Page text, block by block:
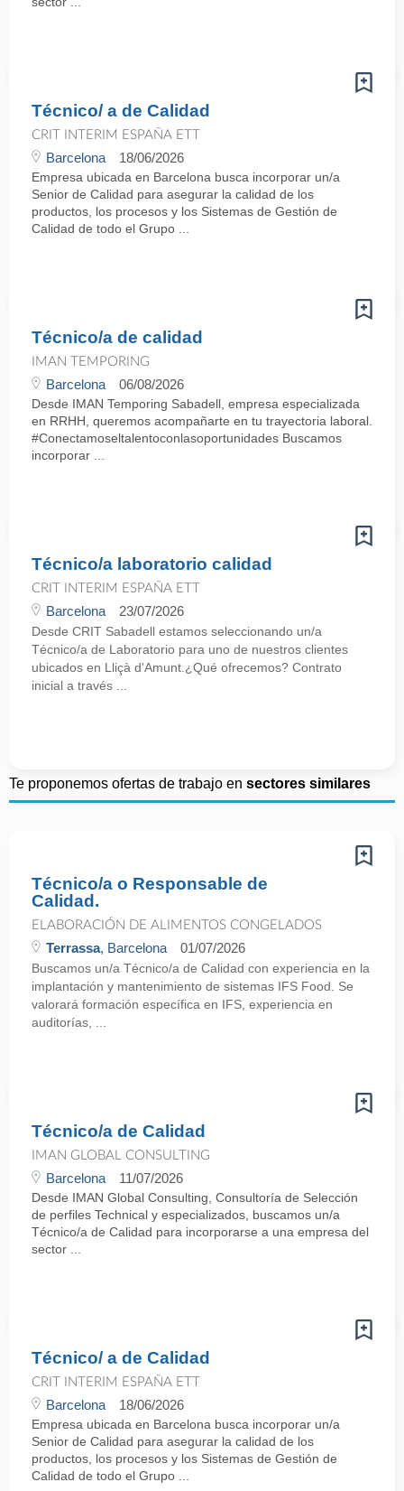
Técnico/ a de Calidad
CRIT INTERIM ESPAÑA ETT
Barcelona 18/06/2026
Empresa ubicada en Barcelona busca incorporar un/a
Senior de Calidad para asegurar la calidad de los
productos, los procesos y los Sistemas de Gestión de
Calidad de todo el Grupo ...
Técnico/a de calidad
IMAN TEMPORING
Barcelona 06/08/2026
Desde IMAN Temporing Sabadell, empresa especializada
en RRHH, queremos acompañarte en tu trayectoria laboral.
#Conectamoseltalentoconlasoportunidades Buscamos
incorporar ...
Técnico/a laboratorio calidad
CRIT INTERIM ESPAÑA ETT
Barcelona 23/07/2026
Desde CRIT Sabadell estamos seleccionando un/a
Técnico/a de Laboratorio para uno de nuestros clientes
ubicados en Lliçà d'Amunt.¿Qué ofrecemos? Contrato
inicial a través ...
Te proponemos ofertas de trabajo en sectores similares
Técnico/a o Responsable de
Calidad.
ELABORACIÓN DE ALIMENTOS CONGELADOS
Terrassa, Barcelona 01/07/2026
Buscamos un/a Técnico/a de Calidad con experiencia en la
implantación y mantenimiento de sistemas IFS Food. Se
valorará formación específica en IFS, experiencia en
auditorías, ...
Técnico/a de Calidad
IMAN GLOBAL CONSULTING
Barcelona 11/07/2026
Desde IMAN Global Consulting, Consultoría de Selección
de perfiles Technical y especializados, buscamos un/a
Técnico/a de Calidad para incorporarse a una empresa del
sector ...
Técnico/ a de Calidad
CRIT INTERIM ESPAÑA ETT
Barcelona 18/06/2026
Empresa ubicada en Barcelona busca incorporar un/a
Senior de Calidad para asegurar la calidad de los
productos, los procesos y los Sistemas de Gestión de
Calidad de todo el Grupo ...